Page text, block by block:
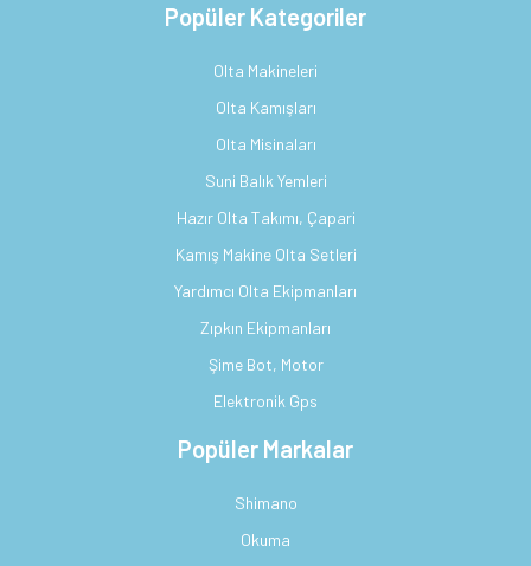
Popüler Kategoriler
Olta Makineleri
Olta Kamışları
Olta Misinaları
Suni Balık Yemleri
Hazır Olta Takımı, Çapari
Kamış Makine Olta Setleri
Yardımcı Olta Ekipmanları
Zıpkın Ekipmanları
Şime Bot, Motor
Elektronik Gps
Popüler Markalar
Shimano
Okuma